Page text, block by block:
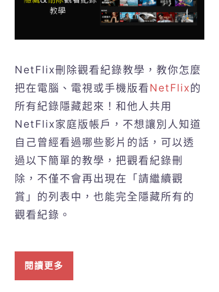
NetFlix刪除觀看紀錄教學，教你怎麼
把在電腦、電視或手機版看NetFlix的
所有紀錄隱藏起來！和他人共用
NetFlix家庭版帳戶，不想讓別人知道
自己曾經看過哪些影片的話，可以透
過以下簡單的教學，把觀看紀錄刪
除，不僅不會再出現在「請繼續觀
賞」的列表中，也能完全隱藏所有的
觀看紀錄。
閱讀更多